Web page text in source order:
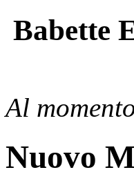
Babette
Al
Nuovo